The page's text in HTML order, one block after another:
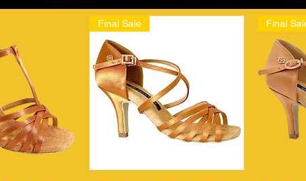
Final Sale Final